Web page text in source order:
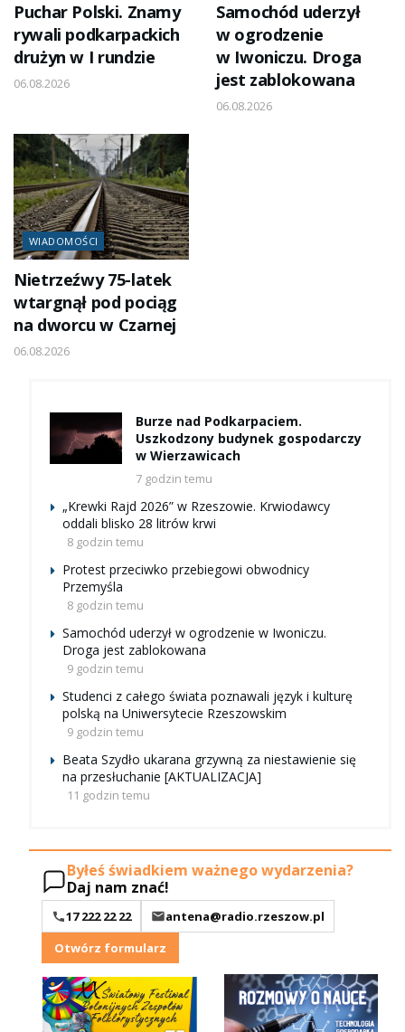
Puchar Polski. Znamy
rywali podkarpackich
drużyn w I rundzie
06.08.2026
Samochód uderzył
w ogrodzenie
w Iwoniczu. Droga
jest zablokowana
06.08.2026
WIADOMOŚCI
Nietrzeźwy 75-latek
wtargnął pod pociąg
na dworcu w Czarnej
06.08.2026
Burze nad Podkarpaciem.
Uszkodzony budynek gospodarczy
w Wierzawicach
7 godzin temu
„Krewki Rajd 2026” w Rzeszowie. Krwiodawcy
oddali blisko 28 litrów krwi
8 godzin temu
Protest przeciwko przebiegowi obwodnicy
Przemyśla
8 godzin temu
Samochód uderzył w ogrodzenie w Iwoniczu.
Droga jest zablokowana
9 godzin temu
Studenci z całego świata poznawali język i kulturę
polską na Uniwersytecie Rzeszowskim
9 godzin temu
Beata Szydło ukarana grzywną za niestawienie się
na przesłuchanie [AKTUALIZACJA]
11 godzin temu
Byłeś świadkiem ważnego wydarzenia?
Daj nam znać!
17 222 22 22
antena@radio.rzeszow.pl
Otwórz formularz